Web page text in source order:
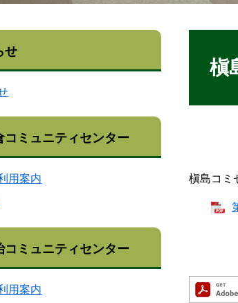
槇
槇島コミ
せ
コミュニティセンター
用案内
コミュニティセンター
用案内